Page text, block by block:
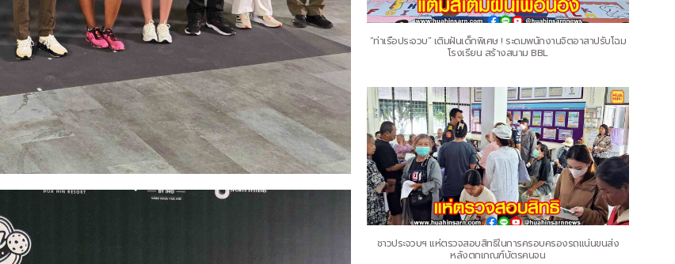
“ท่าเรือประจวบ” เติมฝันเด็กพิเศษ ! ระดมพนักงานจิตอาสาปรับโฉม
โรงเรียน สร้างสนาม BBL
ชาวประจวบฯ แห่ตรวจสอบสิทธิในการครอบครองรถแน่นขนส่ง
หลังตกเกณฑ์บัตรคนจน